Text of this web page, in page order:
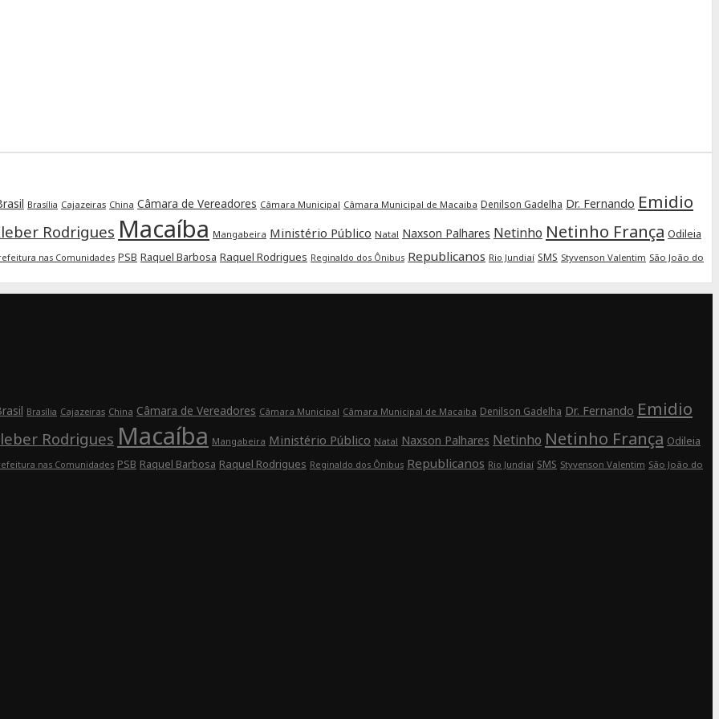
Brasília Cajazeiras China Câmara de Vereadores Câmara Municipal Câmara Municipal de Macaiba Denilson Gadelha Dr. Fernando Emidio
Rodrigues Macaíba Mangabeira Ministério Público Natal Naxson Palhares Netinho Netinho França Odileia
nas Comunidades PSB Raquel Barbosa Raquel Rodrigues Reginaldo dos Ônibus Republicanos Rio Jundiaí SMS Styvenson Valentim São João do
Brasília Cajazeiras China Câmara de Vereadores Câmara Municipal Câmara Municipal de Macaiba Denilson Gadelha Dr. Fernando Emidio
Rodrigues Macaíba Mangabeira Ministério Público Natal Naxson Palhares Netinho Netinho França Odileia
nas Comunidades PSB Raquel Barbosa Raquel Rodrigues Reginaldo dos Ônibus Republicanos Rio Jundiaí SMS Styvenson Valentim São João do